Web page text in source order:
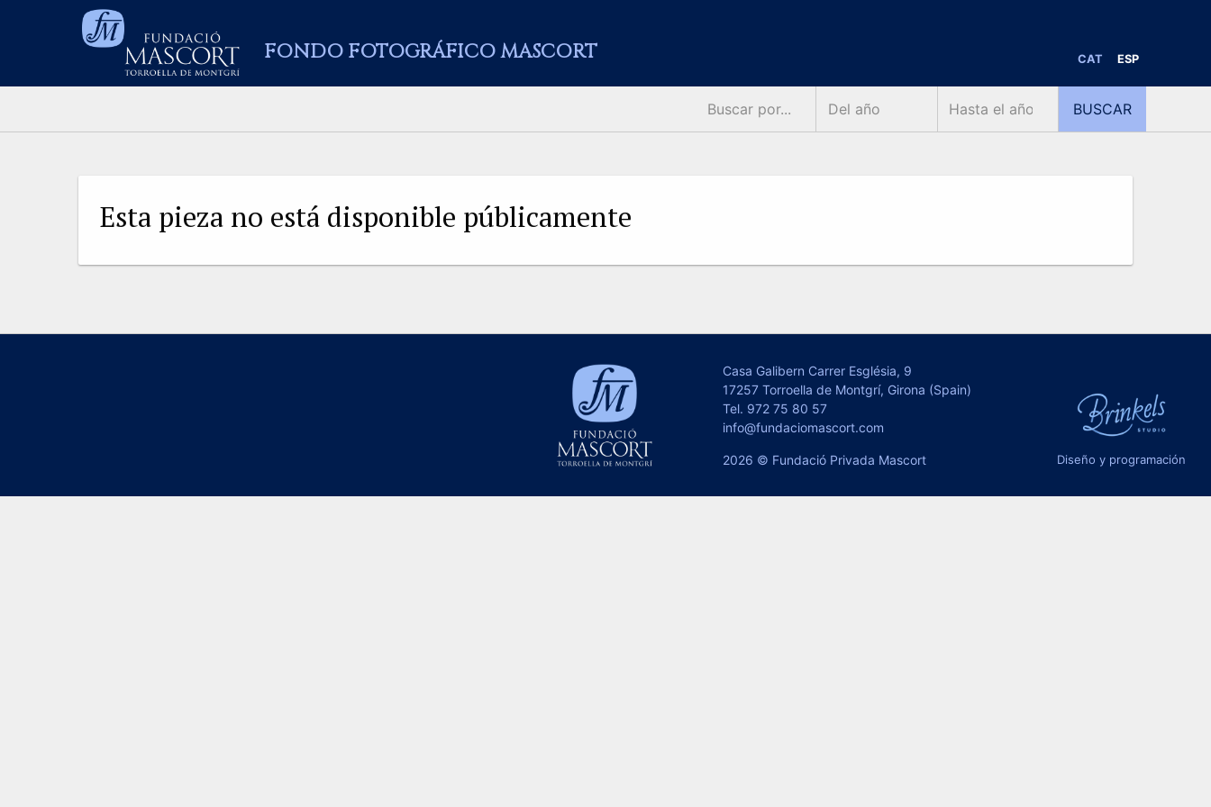
FONDO FOTOGRÁFICO MASCORT CAT ESP
Esta pieza no está disponible públicamente
Casa Galibern Carrer Església, 9
17257 Torroella de Montgrí, Girona (Spain)
Tel. 972 75 80 57
info@fundaciomascort.com
2026 © Fundació Privada Mascort Diseño y programación